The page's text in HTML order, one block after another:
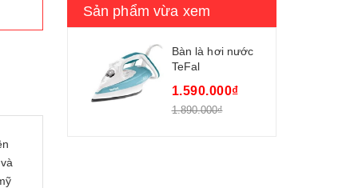
Sản phẩm vừa xem
Bàn là hơi nước
TeFal
1.590.000₫
1.890.000₫